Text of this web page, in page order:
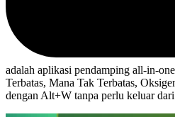
adalah aplikasi pendamping all-in-
Terbatas, Mana Tak Terbatas,
dengan Alt+W tanpa perlu keluar dari